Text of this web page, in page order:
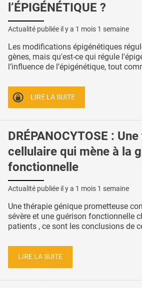
l’ÉPIGÉNÉTIQUE ?
Actualité publiée il y a 1 mois 1 semaine
Les modifications épigénétiques
gènes, mais qu'est-ce qui régule
l’influence de l’épigénétique, tout
LIRE LA SUITE
DRÉPANOCYTOSE :
cellulaire qui mène à la
fonctionnelle
Actualité publiée il y a 1 mois 1 semaine
Une thérapie génique prometteuse
sévère et une guérison fonctionnelle
patients , ce sont les conclusions de
LIRE LA SUITE